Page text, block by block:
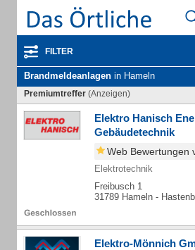
FILTER
Brandmeldeanlagen in Hameln
Premiumtreffer (Anzeigen)
Elektro Hanisch
Gebäudetechnik
Web Bewertungen
Elektrotechnik
Freibusch 1
31789 Hameln -
Elektro-Mönnich